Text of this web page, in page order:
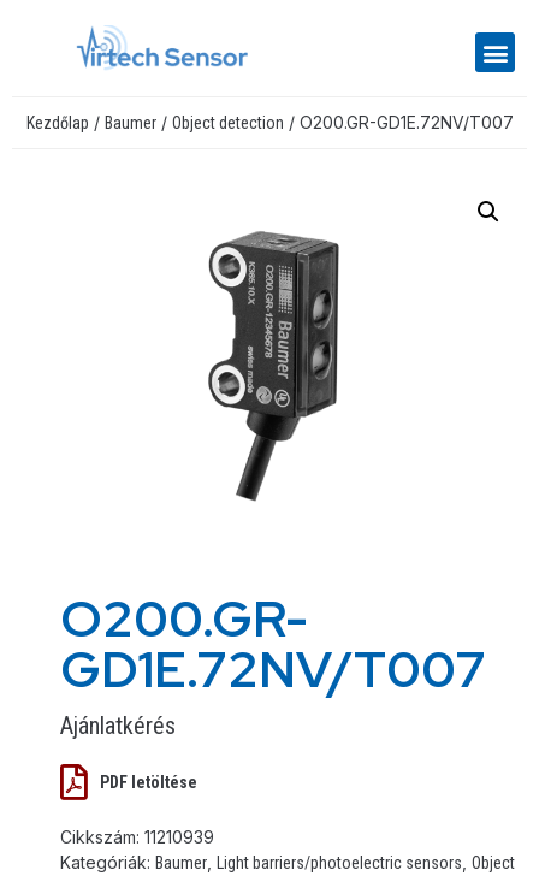
Kezdőlap / Baumer/ Object detection / O200.GR-GD1E.72NV/T007
O200.GR-
GD1E.72NV/T007
Ajánlatkérés
PDF letöltése
Cikkszám: 11210939
Kategóriák: Baumer Light barriers/photoelectric sensors Object